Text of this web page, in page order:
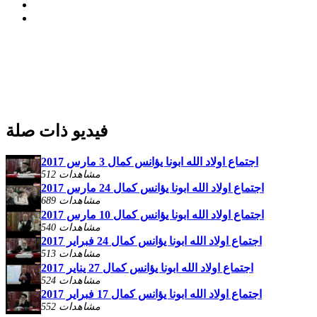
فيديو ذات صلة
اجتماع اولاد الله ابونا يؤانس كمال 3 مارس 2017
512 مشاهدات
اجتماع اولاد الله ابونا يؤانس كمال 24 مارس 2017
689 مشاهدات
اجتماع اولاد الله ابونا يؤانس كمال 10 مارس 2017
540 مشاهدات
اجتماع اولاد الله ابونا يؤانس كمال 24 فبراير 2017
513 مشاهدات
اجتماع اولاد الله ابونا يؤانس كمال 27 يناير 2017
524 مشاهدات
اجتماع اولاد الله ابونا يؤانس كمال 17 فبراير 2017
552 مشاهدات